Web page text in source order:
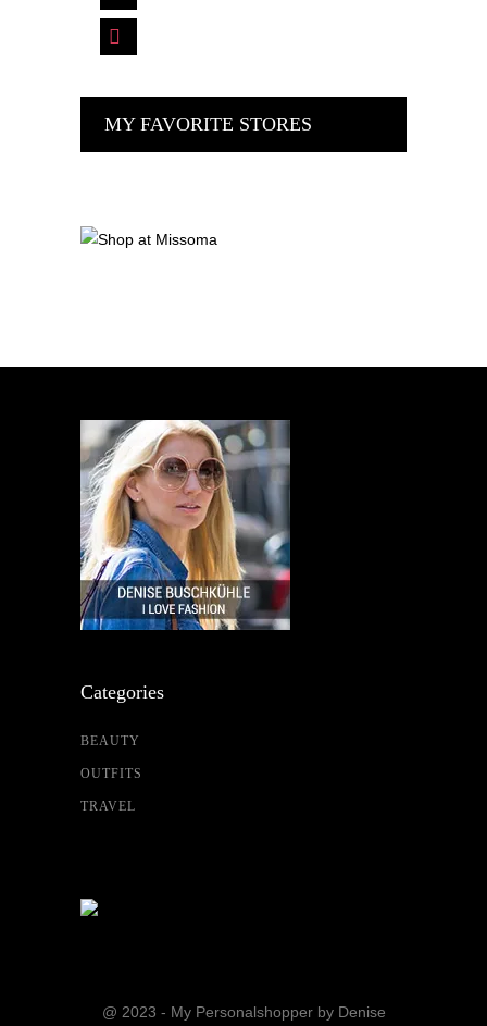
instagram
MY FAVORITE STORES
Categories
BEAUTY
OUTFITS
TRAVEL
@ 2023 - My Personalshopper by Denise